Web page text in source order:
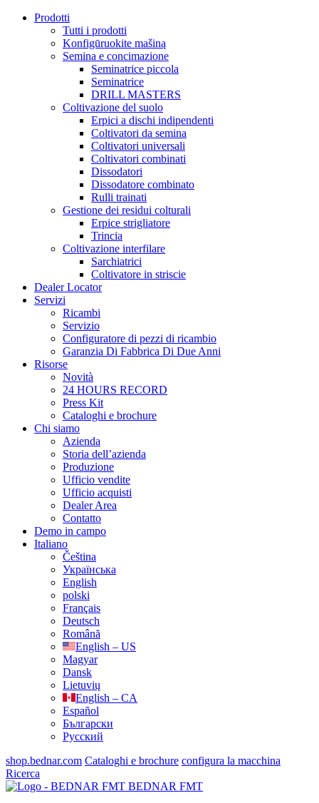
Prodotti
Tutti i prodotti
Konfigūruokite mašiną
Semina e concimazione
Seminatrice piccola
Seminatrice
DRILL MASTERS
Coltivazione del suolo
Erpici a dischi indipendenti
Coltivatori da semina
Coltivatori universali
Coltivatori combinati
Dissodatori
Dissodatore combinato
Rulli trainati
Gestione dei residui colturali
Erpice strigliatore
Trincia
Coltivazione interfilare
Sarchiatrici
Coltivatore in striscie
Dealer Locator
Servizi
Ricambi
Servizio
Configuratore di pezzi di ricambio
Garanzia Di Fabbrica Di Due Anni
Risorse
Novità
24 HOURS RECORD
Press Kit
Cataloghi e brochure
Chi siamo
Azienda
Storia dell’azienda
Produzione
Ufficio vendite
Ufficio acquisti
Dealer Area
Contatto
Demo in campo
Italiano
Čeština
Українська
English
polski
Français
Deutsch
Română
English – US
Magyar
Dansk
Lietuvių
English – CA
Español
Български
Русский
shop.bednar.com Cataloghi e brochure configura la macchina
Ricerca
BEDNAR FMT